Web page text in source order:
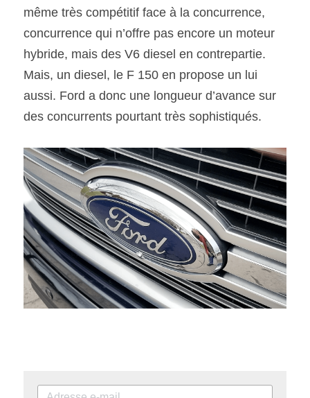
même très compétitif face à la concurrence,
concurrence qui n’offre pas encore un moteur
hybride, mais des V6 diesel en contrepartie.
Mais, un diesel, le F 150 en propose un lui
aussi. Ford a donc une longueur d’avance sur
des concurrents pourtant très sophistiqués.